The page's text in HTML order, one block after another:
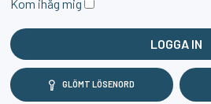
Kom ihåg mig
GLÖMT LÖSENORD